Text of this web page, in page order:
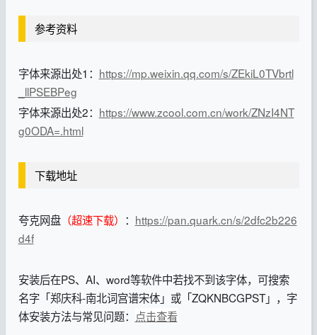
参考资料
字体来源出处1： https://mp.weixin.qq.com/s/ZEkiL0TVbrtl
_llPSEBPeg
字体来源出处2： https://www.zcool.com.cn/work/ZNzI4NT
g0ODA=.html
下载地址
夸克网盘（超速下载） ： https://pan.quark.cn/s/2dfc2b226
d4f
安装后在PS、AI、word等软件中若找不到该字体，可搜索
名字「郑庆科-南北词宫谱宋体」或「ZQKNBCGPST」，字
体安装方法与常见问题： 点击查看